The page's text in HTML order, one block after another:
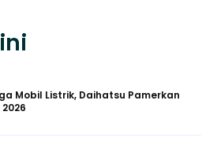
Mobil Listrik, Daihatsu Pamerkan